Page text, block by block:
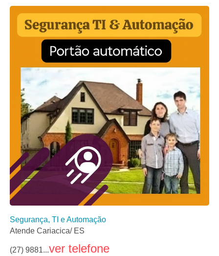
Segurança, TI e Automação
Atende Cariacica/ ES
(27) 9881...ver telefone